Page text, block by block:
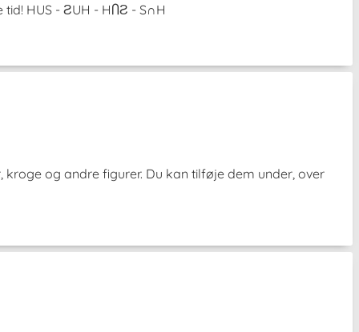
HUS - ƧUH - HႶƧ - S∩H
og andre figurer. Du kan tilføje dem under, over